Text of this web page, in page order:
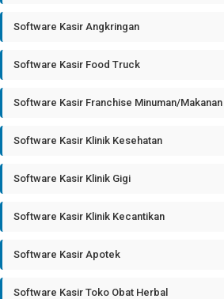
Software Kasir Angkringan
Software Kasir Food Truck
Software Kasir Franchise Minuman/Makanan
Software Kasir Klinik Kesehatan
Software Kasir Klinik Gigi
Software Kasir Klinik Kecantikan
Software Kasir Apotek
Software Kasir Toko Obat Herbal